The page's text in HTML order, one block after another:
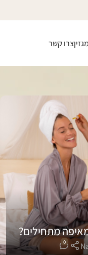
מגזיןצרו קשר
מתחילים?
0